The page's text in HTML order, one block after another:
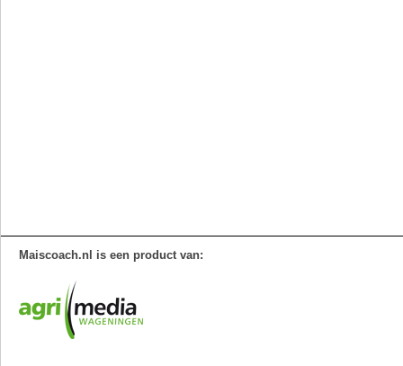
Maiscoach.nl is een product van: